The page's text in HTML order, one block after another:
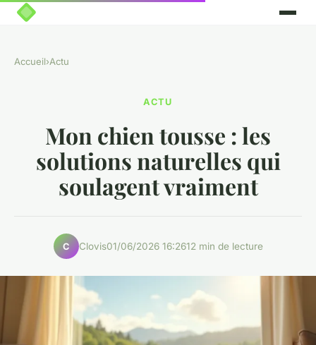
Accueil›Actu
ACTU
Mon chien tousse : les
solutions naturelles qui
soulagent vraiment
C Clovis01/06/2026 16:2612 min de lecture